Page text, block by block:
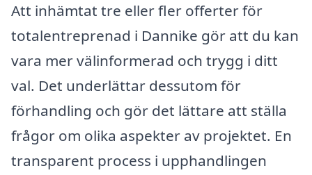
Att inhämtat tre eller fler offerter för
totalentreprenad i Dannike gör att du kan
vara mer välinformerad och trygg i ditt
val. Det underlättar dessutom för
förhandling och gör det lättare att ställa
frågor om olika aspekter av projektet. En
transparent process i upphandlingen